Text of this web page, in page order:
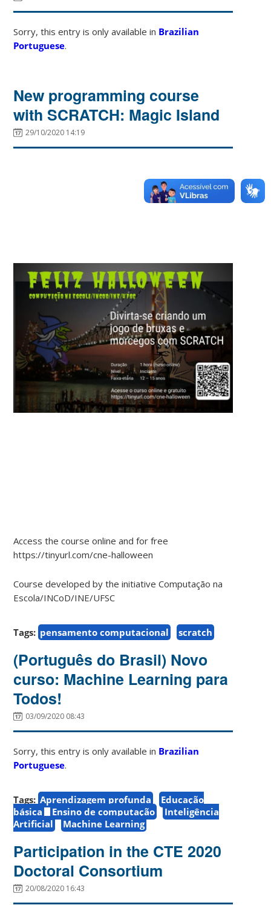
Sorry, this entry is only available in Brazilian
Portuguese.
New programming course
with SCRATCH: Magic Island
29/10/2020 14:19
Access the course online and for free
https://tinyurl.com/cne-halloween
Course developed by the initiative Computação na
Escola/INCoD/INE/UFSC
Tags: pensamento computacional scratch
(Português do Brasil) Novo
curso: Machine Learning para
Todos!
03/09/2020 08:43
Sorry, this entry is only available in Brazilian
Portuguese.
Tags: Aprendizagem profunda
Educação
básica
Ensino de computação
Inteligência
Artificial
Machine Learning
Participation in the CTE 2020
Doctoral Consortium
20/08/2020 16:43